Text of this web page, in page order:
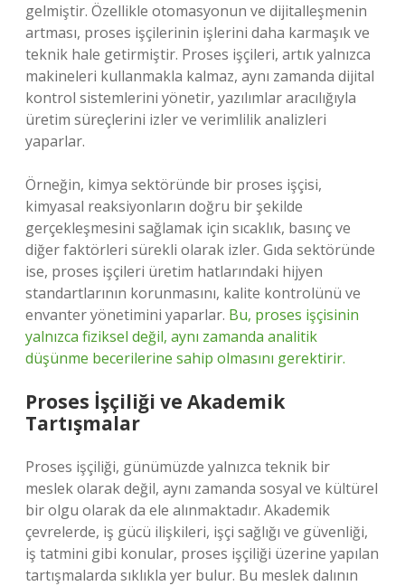
gelmiştir. Özellikle otomasyonun ve dijitalleşmenin
artması, proses işçilerinin işlerini daha karmaşık ve
teknik hale getirmiştir. Proses işçileri, artık yalnızca
makineleri kullanmakla kalmaz, aynı zamanda dijital
kontrol sistemlerini yönetir, yazılımlar aracılığıyla
üretim süreçlerini izler ve verimlilik analizleri
yaparlar.
Örneğin, kimya sektöründe bir proses işçisi,
kimyasal reaksiyonların doğru bir şekilde
gerçekleşmesini sağlamak için sıcaklık, basınç ve
diğer faktörleri sürekli olarak izler. Gıda sektöründe
ise, proses işçileri üretim hatlarındaki hijyen
standartlarının korunmasını, kalite kontrolünü ve
envanter yönetimini yaparlar. Bu, proses işçisinin
yalnızca fiziksel değil, aynı zamanda analitik
düşünme becerilerine sahip olmasını gerektirir.
Proses İşçiliği ve Akademik
Tartışmalar
Proses işçiliği, günümüzde yalnızca teknik bir
meslek olarak değil, aynı zamanda sosyal ve kültürel
bir olgu olarak da ele alınmaktadır. Akademik
çevrelerde, iş gücü ilişkileri, işçi sağlığı ve güvenliği,
iş tatmini gibi konular, proses işçiliği üzerine yapılan
tartışmalarda sıklıkla yer bulur. Bu meslek dalının